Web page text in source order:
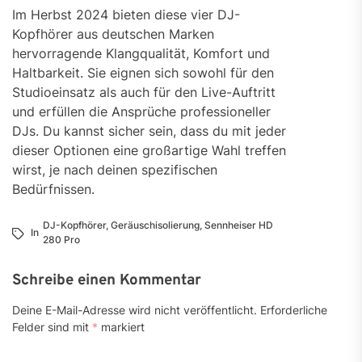
Im Herbst 2024 bieten diese vier DJ-
Kopfhörer aus deutschen Marken
hervorragende Klangqualität, Komfort und
Haltbarkeit. Sie eignen sich sowohl für den
Studioeinsatz als auch für den Live-Auftritt
und erfüllen die Ansprüche professioneller
DJs. Du kannst sicher sein, dass du mit jeder
dieser Optionen eine großartige Wahl treffen
wirst, je nach deinen spezifischen
Bedürfnissen.
In
DJ-Kopfhörer, Geräuschisolierung, Sennheiser HD
280 Pro
Schreibe einen Kommentar
Deine E-Mail-Adresse wird nicht veröffentlicht. Erforderliche
Felder sind mit * markiert